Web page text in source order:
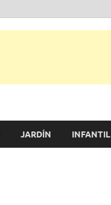
JARDÍN INFANTIL